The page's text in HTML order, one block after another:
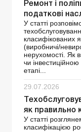
Ремонт і
податкові
У статті
класифікованих
(виробничі/
нерухомості. Як
чи
етапі...
29.07.2026
як правильно
У статті
класифікацією